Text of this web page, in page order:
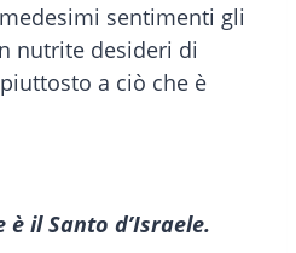
sentimenti gli
nutrite desideri di
a ciò che è
è il Santo d’Israele.